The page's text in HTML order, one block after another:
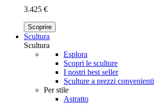
3.425 €
Scoprire
Scultura
Scultura
Esplora
Scopri le sculture
I nostri best seller
Sculture a prezzi convenienti
Per stile
Astratto